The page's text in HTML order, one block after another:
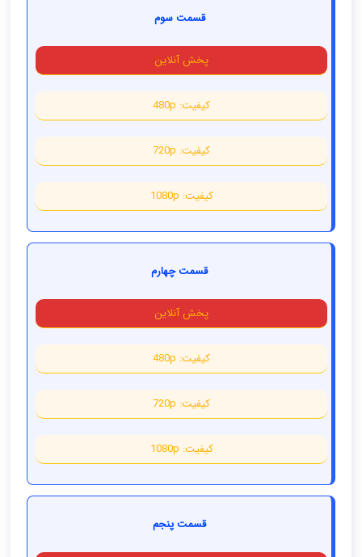
قسمت سوم
پخش آنلاین
کیفیت: 480p
کیفیت: 720p
کیفیت: 1080p
قسمت چهارم
پخش آنلاین
کیفیت: 480p
کیفیت: 720p
کیفیت: 1080p
قسمت پنجم